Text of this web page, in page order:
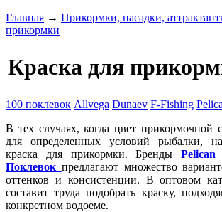
Главная → Прикормки, насадки,
прикормки
Краска для
100 поклевок Allvega Dunaev F-Fishing
В тех случаях, когда цвет прикормочной
для определенных условий рыбалки,
краска для прикормки. Бренды Pelican
Поклевок предлагают множество
оттенков и консистенции. В оптовом
составит труда подобрать краску,
конкретном водоеме.